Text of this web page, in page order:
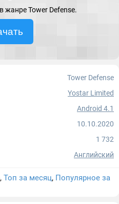
жанре Tower Defense.
Tower Defense
Yostar Limited
Android 4.1
10.10.2020
1 732
Английский
, Топ за месяц, Популярное за